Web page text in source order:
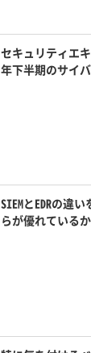
セキュリティエ
年下半期のサイ
SIEMとEDRの違
らが優れている